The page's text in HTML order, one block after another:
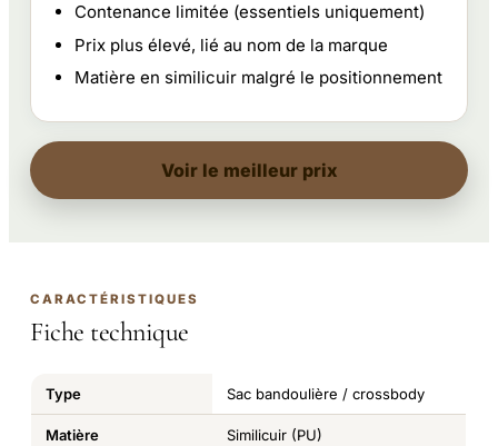
Contenance limitée (essentiels uniquement)
Prix plus élevé, lié au nom de la marque
Matière en similicuir malgré le positionnement
Voir le meilleur prix
CARACTÉRISTIQUES
Fiche technique
Type Sac bandoulière / crossbody
Matière Similicuir (PU)